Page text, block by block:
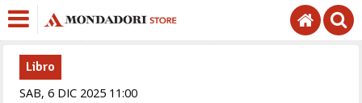
Libro
SAB,6 DIC 2025 1100